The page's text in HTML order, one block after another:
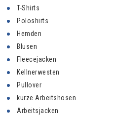
T-Shirts
Poloshirts
Hemden
Blusen
Fleecejacken
Kellnerwesten
Pullover
kurze Arbeitshosen
Arbeitsjacken